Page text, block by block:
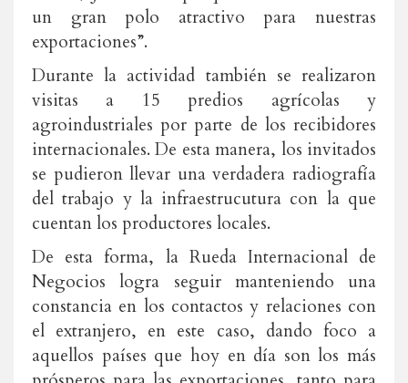
un gran polo atractivo para nuestras
exportaciones”.
Durante la actividad también se realizaron
visitas a 15 predios agrícolas y
agroindustriales por parte de los recibidores
internacionales. De esta manera, los invitados
se pudieron llevar una verdadera radiografía
del trabajo y la infraestrucutura con la que
cuentan los productores locales.
De esta forma, la Rueda Internacional de
Negocios logra seguir manteniendo una
constancia en los contactos y relaciones con
el extranjero, en este caso, dando foco a
aquellos países que hoy en día son los más